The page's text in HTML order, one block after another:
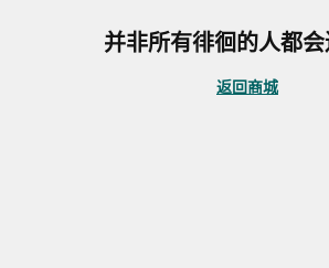
并非所有徘徊的人都会
返回商城